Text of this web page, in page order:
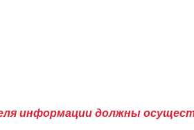
информации должны